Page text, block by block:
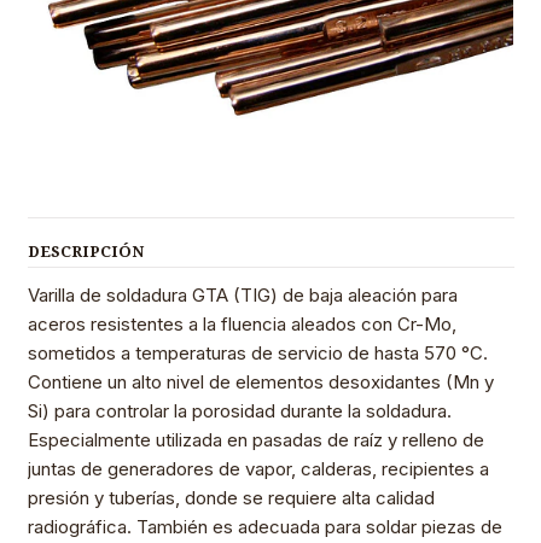
DESCRIPCIÓN
Varilla de soldadura GTA (TIG) de baja aleación para
aceros resistentes a la fluencia aleados con Cr-Mo,
sometidos a temperaturas de servicio de hasta 570 °C.
Contiene un alto nivel de elementos desoxidantes (Mn y
Si) para controlar la porosidad durante la soldadura.
Especialmente utilizada en pasadas de raíz y relleno de
juntas de generadores de vapor, calderas, recipientes a
presión y tuberías, donde se requiere alta calidad
radiográfica. También es adecuada para soldar piezas de